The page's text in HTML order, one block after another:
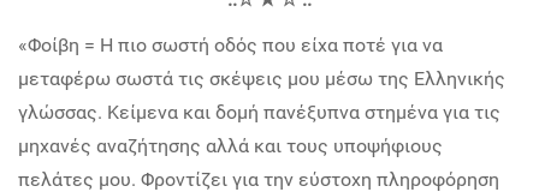
«Φοίβη = Η πιο σωστή οδός που είχα ποτέ για να
μεταφέρω σωστά τις σκέψεις μου μέσω της Ελληνικής
γλώσσας. Κείμενα και δομή πανέξυπνα στημένα για τις
μηχανές αναζήτησης αλλά και τους υποψήφιους
πελάτες μου. Φροντίζει για την εύστοχη πληροφόρηση